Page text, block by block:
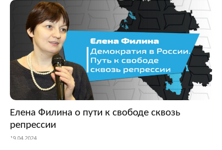
Елена Филина о пути к свободе сквозь
репрессии
19.04.2024